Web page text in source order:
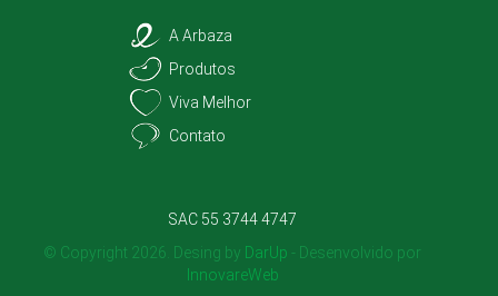
A Arbaza
Produtos
Viva Melhor
Contato
SAC 55 3744 4747
© Copyright 2026. Desing by DarUp - Desenvolvido por
InnovareWeb